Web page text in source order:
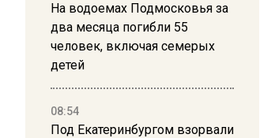
На водоемах Подмосковья за
два месяца погибли 55
человек, включая семерых
детей
08:54
Под Екатеринбургом взорвали